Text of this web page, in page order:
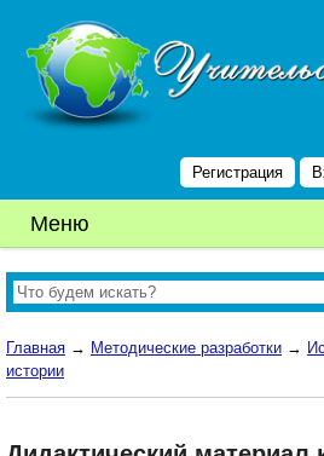
Регистрация
Меню
Главная → Методические разработки →
истории